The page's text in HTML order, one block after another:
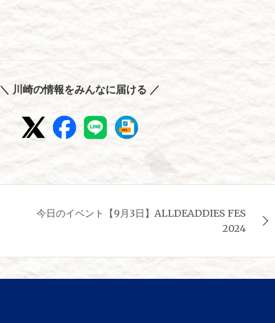
＼ 川崎の情報をみんなに届ける ／
今日のイベント【9月3日】ALLDEADDIES FES
2024